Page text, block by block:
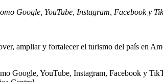
Google, YouTube, Instagram, Facebook y
ampliar y fortalecer el turismo del país en
Google, YouTube, Instagram, Facebook y